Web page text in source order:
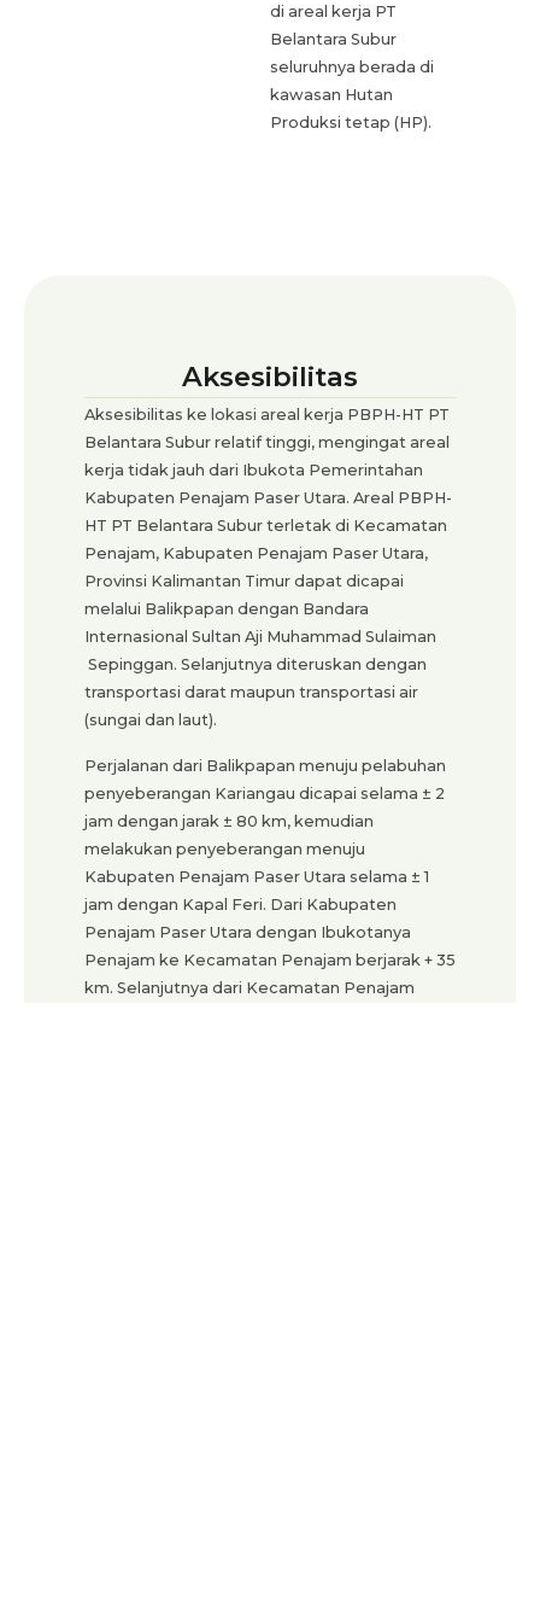
di areal kerja PT
Belantara Subur
seluruhnya berada di
kawasan Hutan
Produksi tetap (HP).
Aksesibilitas
Aksesibilitas ke lokasi areal kerja PBPH-HT PT
Belantara Subur relatif tinggi, mengingat areal
kerja tidak jauh dari Ibukota Pemerintahan
Kabupaten Penajam Paser Utara. Areal PBPH-
HT PT Belantara Subur terletak di Kecamatan
Penajam, Kabupaten Penajam Paser Utara,
Provinsi Kalimantan Timur dapat dicapai
melalui Balikpapan dengan Bandara
Internasional Sultan Aji Muhammad Sulaiman
Sepinggan. Selanjutnya diteruskan dengan
transportasi darat maupun transportasi air
(sungai dan laut).
Perjalanan dari Balikpapan menuju pelabuhan
penyeberangan Kariangau dicapai selama ± 2
jam dengan jarak ± 80 km, kemudian
melakukan penyeberangan menuju
Kabupaten Penajam Paser Utara selama ± 1
jam dengan Kapal Feri. Dari Kabupaten
Penajam Paser Utara dengan Ibukotanya
Penajam ke Kecamatan Penajam berjarak + 35
km. Selanjutnya dari Kecamatan Penajam